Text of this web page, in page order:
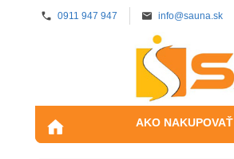
0911 947 947 info@sauna.sk
AKO NAKUPOVAŤ